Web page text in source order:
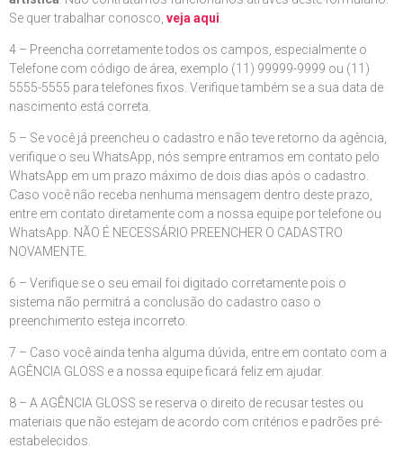
Se quer trabalhar conosco, veja aqui
4 – Preencha corretamente todos os campos, especialmente o
Telefone com código de área, exemplo (11) 99999-9999 ou (11)
5555-5555 para telefones fixos. Verifique também se a sua data de
nascimento está correta.
5 – Se você já preencheu o cadastro e não teve retorno da agência,
verifique o seu WhatsApp, nós sempre entramos em contato pelo
WhatsApp em um prazo máximo de dois dias após o cadastro.
Caso você não receba nenhuma mensagem dentro deste prazo,
entre em contato diretamente com a nossa equipe por telefone ou
WhatsApp. NÃO É NECESSÁRIO PREENCHER O CADASTRO
NOVAMENTE.
6 – Verifique se o seu email foi digitado corretamente pois o
sistema não permitrá a conclusão do cadastro caso o
preenchimento esteja incorreto.
7 – Caso você ainda tenha alguma dúvida, entre em contato com a
AGÊNCIA GLOSS e a nossa equipe ficará feliz em ajudar.
8 – A AGÊNCIA GLOSS se reserva o direito de recusar testes ou
materiais que não estejam de acordo com critérios e padrões pré-
estabelecidos.